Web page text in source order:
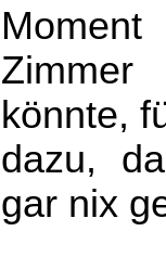
könnte,
dazu,
gar nix